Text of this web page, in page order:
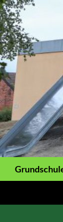
Zum
Inhalt
springen